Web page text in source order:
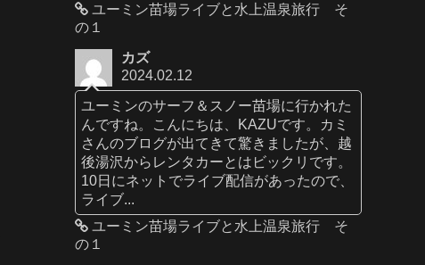
ユーミン苗場ライブと水上温泉旅行 そ
の１
カズ
2024.02.12
ユーミンのサーフ＆スノー苗場に行かれた
んですね。こんにちは、KAZUです。カミ
さんのブログが出てきて驚きましたが、越
後湯沢からレンタカーとはビックリです。
10日にネットでライブ配信があったので、
ライブ...
ユーミン苗場ライブと水上温泉旅行 そ
の１